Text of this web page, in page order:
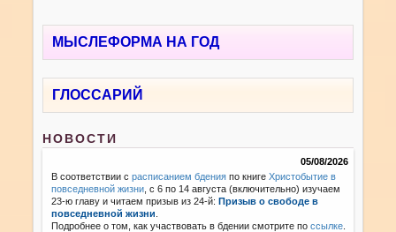
МЫСЛЕФОРМА НА ГОД
ГЛОССАРИЙ
НОВОСТИ
05/08/2026
В соответствии срасписанием бдения по книгеХристобытие в
повседневной жизни , с 6 по 14 августа (включительно) изучаем
23-ю главу и читаем призыв из 24-й:Призыв о свободе в
повседневной жизни
Подробнее о том, как участвовать в бдении смотрите поссылке